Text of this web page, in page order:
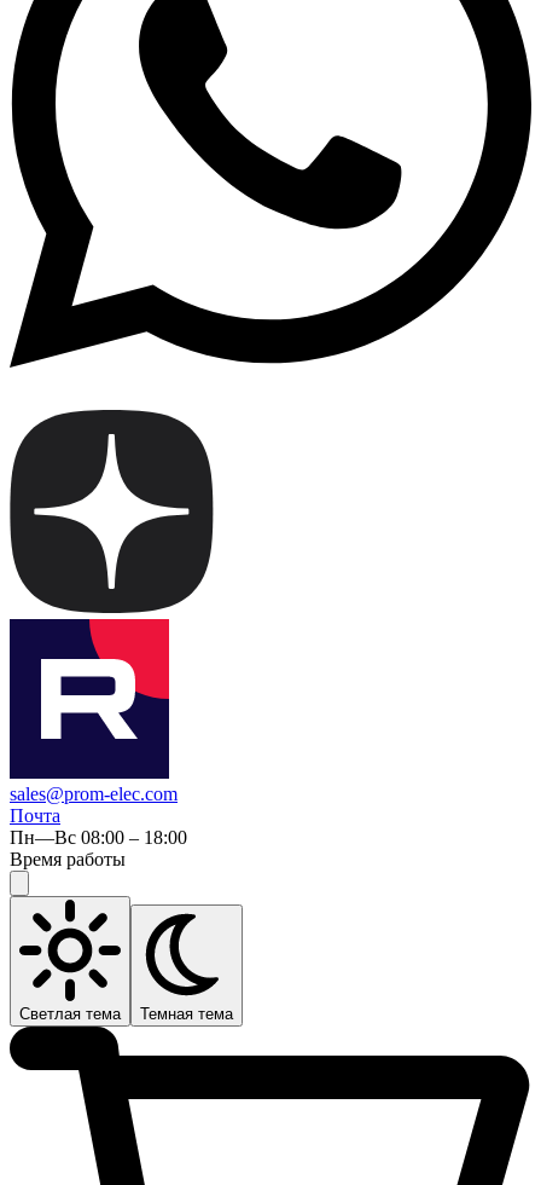
sales@prom-elec.com
Почта
Пн—Вс 08:00 – 18:00
Время работы
Светлая тема Темная тема